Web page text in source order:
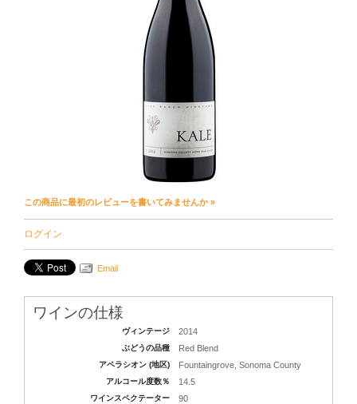
この商品に最初のレビューを書いてみませんか »
ログイン
Email
ワインの仕様
ヴィンテージ 2014
ぶどうの品種 Red Blend
アペラシオン (地区) Fountaingrove, Sonoma County
アルコール度数％ 14.5
ワインスペクテーター 90